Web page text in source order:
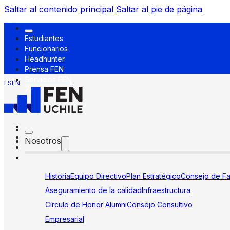
Saltar al contenido principal Saltar al pie de página
Estudiantes
Funcionarios
Headhunter
Prensa FEN
ESEN
Nosotros
HistoriaEquipo DirectivoPlan EstratégicoConsejo de
Aseguramiento de la calidadInfraestructura
Círculo de Honor AlumniConsejo Consultivo
Empresarial